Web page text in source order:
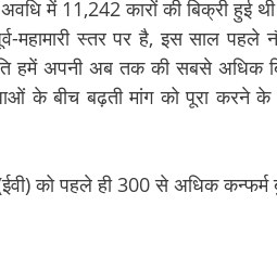
में 11,242 कारों की बिक्री हुई
महामारी स्तर पर है, इस साल पहले
हमें अपनी अब तक की सबसे अधिक
के बीच बढ़ती मांग को पूरा
को पहले ही 300 से अधिक कन्फर्म